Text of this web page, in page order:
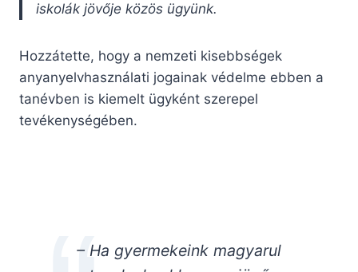
iskolák jövője közös ügyünk.
Hozzátette, hogy a nemzeti kisebbségek
anyanyelvhasználati jogainak védelme ebben a
tanévben is kiemelt ügyként szerepel
tevékenységében.
– Ha gyermekeink magyarul